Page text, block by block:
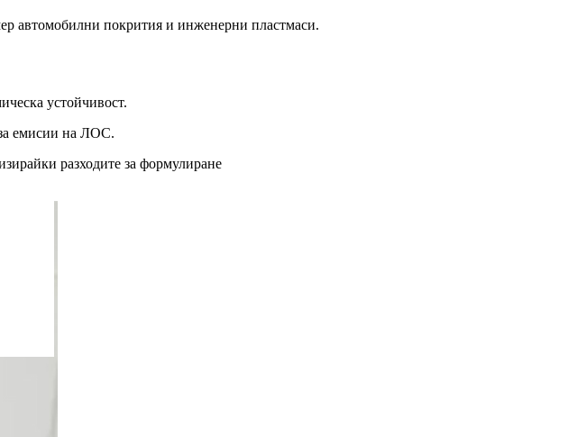
автомобилни покрития и инженерни пластмаси.
устойчивост.
емисии на ЛОС.
разходите за формулиране